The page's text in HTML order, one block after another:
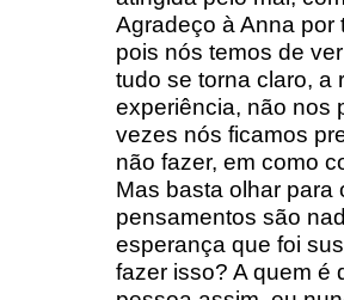
Agradeço à Anna por
pois nós temos de
tudo se torna claro, a
experiência, não nos
vezes nós ficamos
não fazer, em como
Mas basta olhar para
pensamentos são
esperança que foi
fazer isso? A quem é